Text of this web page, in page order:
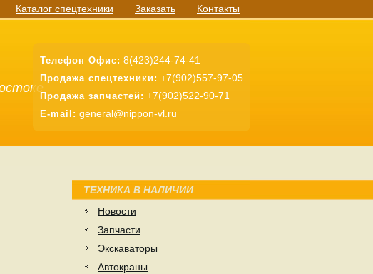
Каталог спецтехники Заказать Контакты
Телефон Офис: 8(423)244-74-41
Продажа спецтехники: +7(902)557-97-05
Продажа запчастей: +7(902)522-90-71
E-mail: general@nippon-vl.ru
ТЕХНИКА В НАЛИЧИИ
Новости
Запчасти
Экскаваторы
Автокраны